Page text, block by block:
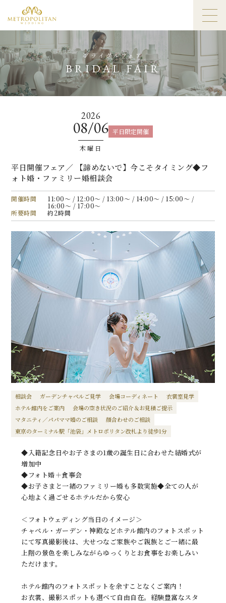
ブライダルフェア
BRIDAL FAIR
2026
08/06
木曜日
平日限定開催
平日開催フェア／ 【諦めないで】今こそタイミング◆フ
ォト婚・ファミリー婚相談会
開催時間
11:00〜 / 12:00〜 / 13:00〜 / 14:00〜 / 15:00〜 /
16:00〜 / 17:00〜
所要時間
約2時間
相談会 ガーデンチャペルご見学 会場コーディネート
衣裳室見学
ホテル館内をご案内
会場の空き状況のご紹介＆お見積ご提示
マタニティ／パパママ婚のご相談
顔合わせのご相談
東京のターミナル駅「池袋」メトロポリタン改札より徒歩1分
◆入籍記念日やお子さまの1歳の誕生日に合わせた結婚式が
増加中
◆フォト婚＋食事会
◆お子さまと一緒のファミリー婚も多数実施◆全ての人が
心地よく過ごせるホテルだから安心
＜フォトウェディング当日のイメージ＞
チャペル・ガーデン・神殿などホテル館内のフォトスポット
にて写真撮影後は、大せつなご家族やご親族とご一緒に最
上階の景色を楽しみながらゆっくりとお食事をお楽しみい
ただけます。
ホテル館内のフォトスポットを余すことなくご案内！
お衣裳、撮影スポットも選べて自由自在。経験豊富なスタ